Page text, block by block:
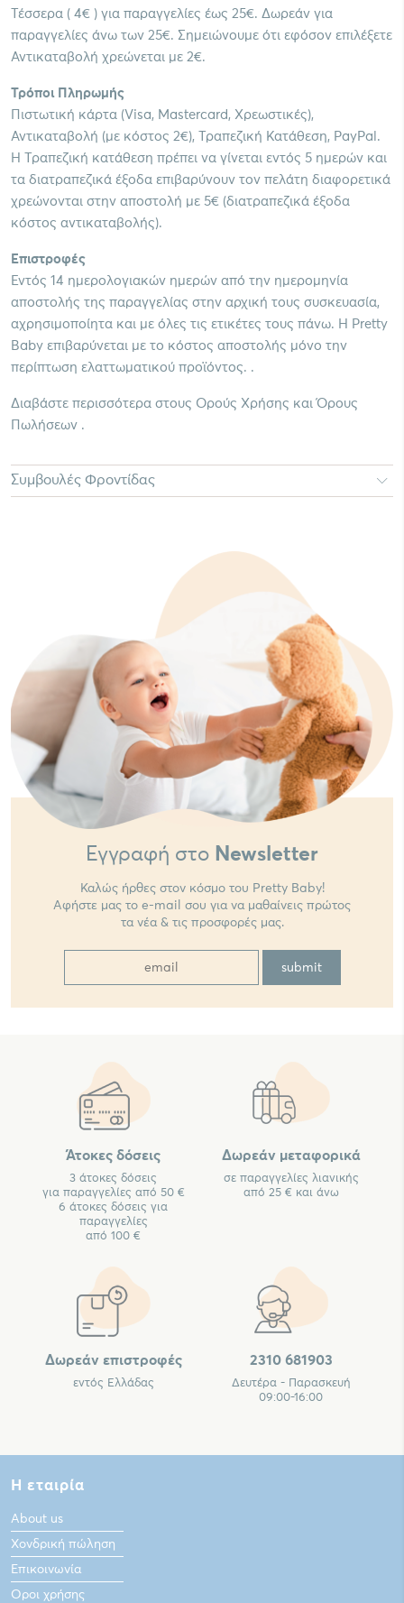
Τέσσερα ( 4€ ) για παραγγελίες έως 25€. Δωρεάν για
παραγγελίες άνω των 25€. Σημειώνουμε ότι εφόσον επιλέξετε
Αντικαταβολή χρεώνεται με 2€.
Τρόποι Πληρωμής
Πιστωτική κάρτα (Visa, Mastercard, Χρεωστικές),
Αντικαταβολή (με κόστος 2€), Τραπεζική Κατάθεση, PayPal.
Η Τραπεζική κατάθεση πρέπει να γίνεται εντός 5 ημερών και
τα διατραπεζικά έξοδα επιβαρύνουν τον πελάτη διαφορετικά
χρεώνονται στην αποστολή με 5€ (διατραπεζικά έξοδα
κόστος αντικαταβολής).
Επιστροφές
Εντός 14 ημερολογιακών ημερών από την ημερομηνία
αποστολής της παραγγελίας στην αρχική τους συσκευασία,
αχρησιμοποίητα και με όλες τις ετικέτες τους πάνω. Η Pretty
Baby επιβαρύνεται με το κόστος αποστολής μόνο την
περίπτωση ελαττωματικού προϊόντος. .
Διαβάστε περισσότερα στους Ορούς Χρήσης και Όρους
Πωλήσεων .
Συμβουλές Φροντίδας
Εγγραφή στο Newsletter
Καλώς ήρθες στον κόσμο του Pretty Baby!
Αφήστε μας το e-mail σου για να μαθαίνεις πρώτος
τα νέα & τις προσφορές μας.
Άτοκες δόσεις
3 άτοκες δόσεις
για παραγγελίες από 50 €
6 άτοκες δόσεις για
παραγγελίες
από 100 €
Δωρεάν μεταφορικά
σε παραγγελίες λιανικής
από 25 € και άνω
Δωρεάν επιστροφές
εντός Ελλάδας
2310 681903
Δευτέρα - Παρασκευή
09:00-16:00
Η εταιρία
About us
Χονδρική πώληση
Επικοινωνία
Οροι χρήσης